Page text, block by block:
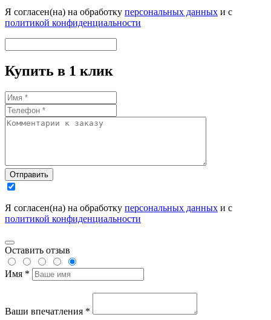
Я согласен(на) на обработку персональных данных и с
политикой конфиденциальности
Купить в 1 клик
Отправить
Я согласен(на) на обработку персональных данных и с
политикой конфиденциальности
Оставить отзыв
Имя *
Ваши впечатления *